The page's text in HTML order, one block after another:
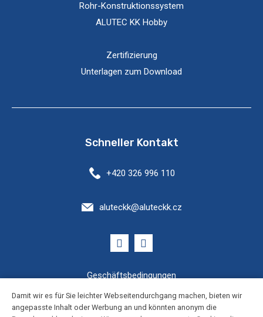
Rohr-Konstruktionssystem
ALUTEC KK Hobby
Zertifizierung
Unterlagen zum Download
Schneller Kontakt
+420 326 996 110
aluteckk@aluteckk.cz
Geschäftsbedingungen
Cookies Einstellung
Damit wir es für Sie leichter Webseitendurchgang machen, bieten wir
angepasste Inhalt oder Werbung an und könnten anonym die